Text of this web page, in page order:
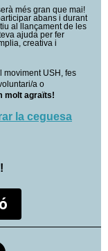
més gran que mai!
abans i durant
al llançament de les
ajuda per fer
creativa i
moviment USH, fes
a o
molt agraïts!
la ceguesa